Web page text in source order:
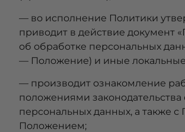
— во исполнение Политики
приводит в действие документ
об обработке персональных
— Положение) и иные
— производит ознакомление
положениями законодательства
персональных данных, а также с
Положением;